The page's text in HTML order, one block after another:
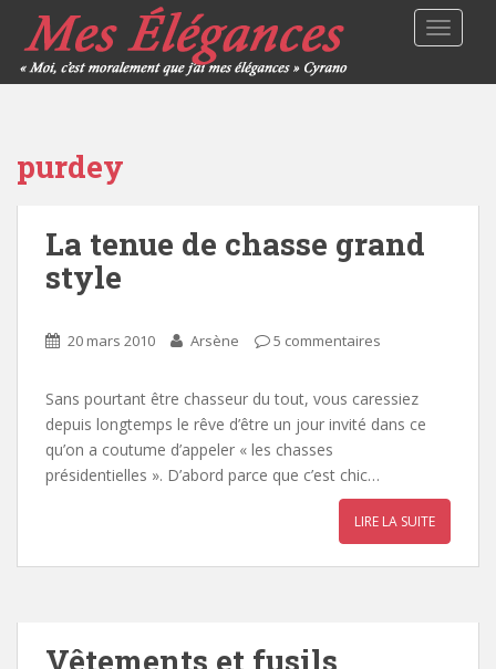
purdey
La tenue de chasse grand
style
20 mars 2010 Arsène 5 commentaires
Sans pourtant être chasseur du tout, vous caressiez
depuis longtemps le rêve d’être un jour invité dans ce
qu’on a coutume d’appeler « les chasses
présidentielles ». D’abord parce que c’est chic…
LIRE LA SUITE
Vêtements et fusils